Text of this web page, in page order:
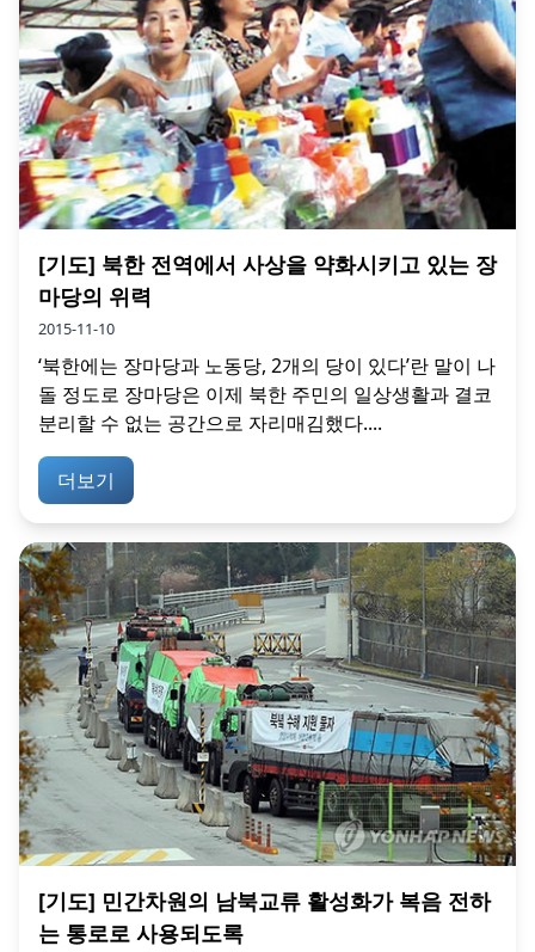
[기도] 북한 전역에서 사상을 약화시키고 있는 장
마당의 위력
2015-11-10
‘북한에는 장마당과 노동당, 2개의 당이 있다’란 말이 나
돌 정도로 장마당은 이제 북한 주민의 일상생활과 결코
분리할 수 없는 공간으로 자리매김했다....
더보기
[기도] 민간차원의 남북교류 활성화가 복음 전하
는 통로로 사용되도록